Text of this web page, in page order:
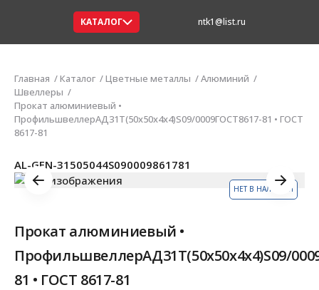
КАТАЛОГ ntk1@list.ru
Главная Каталог Цветные металлы
Алюминий
Швеллеры
Прокат алюминиевый •
ПрофильшвеллерАД31Т(50х50х4х4)S09/0009ГОСТ8617-81 • ГОСТ
8617-81
НЕТ В НАЛИЧИИ
AL-GEN-31505044S090009861781
Прокат алюминиевый •
ПрофильшвеллерАД31Т(50х50х4х4)S09/
81 • ГОСТ 8617-81